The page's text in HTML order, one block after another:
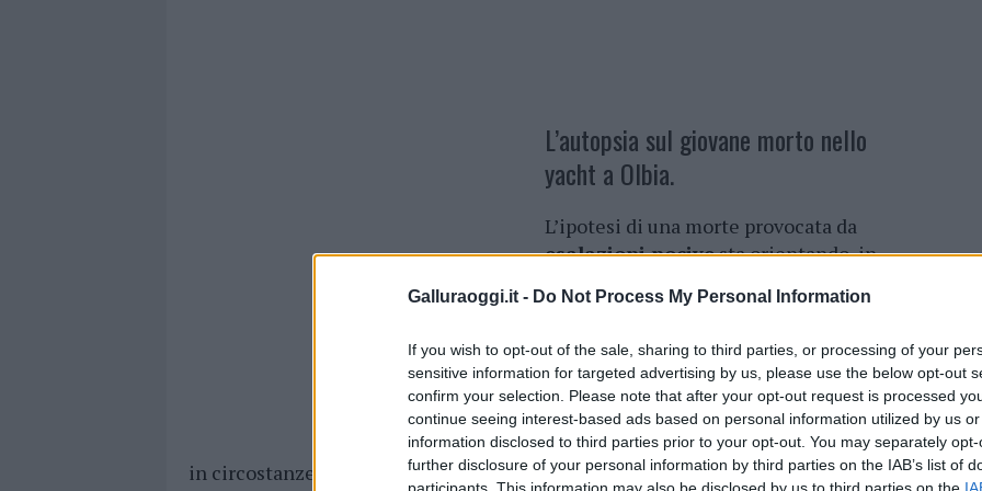
Galluraoggi.it - Do Not Process My Personal Information
If you wish to opt-out of the sale, sharing to third parties, or processing of your
sensitive information for targeted advertising by us, please use the below opt-out
confirm your selection. Please note that after your opt-out request is processed
continue seeing interest-based ads based on personal information utilized by us
information disclosed to third parties prior to your opt-out. You may separately
further disclosure of your personal information by third parties on the IAB’s list of
L’autopsia sul giovane morto nello
yacht a Olbia.
L’ipotesi di una morte provocata da
esalazioni nocivesta orientando, in
impegnati a far luce sul decesso di
Napoli, trovato privo di vita nella cabina
di uno yacht ormeggiato alla Marina di
Portisco, aOlbia. Il giovane sarebbe
spirato nella notte tra giovedì e venerdì,
in circostanze ancora avvolte dall’incertezza, ela vicenda è ora al centro di